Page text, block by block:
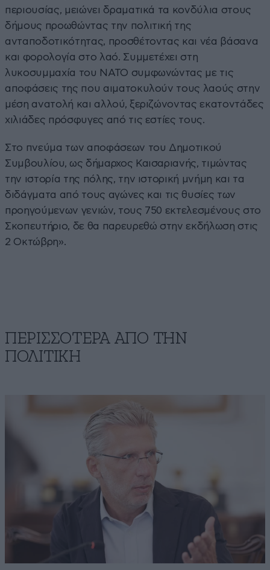
περιουσίας, μειώνει δραματικά τα κονδύλια στους
δήμους προωθώντας την πολιτική της
ανταποδοτικότητας, προσθέτοντας και νέα βάσανα
και φορολογία στο λαό. Συμμετέχει στη
λυκοσυμμαχία του ΝΑΤΟ συμφωνώντας με τις
αποφάσεις της που αιματοκυλούν τους λαούς στην
μέση ανατολή και αλλού, ξεριζώνοντας εκατοντάδες
χιλιάδες πρόσφυγες από τις εστίες τους.
Στο πνεύμα των αποφάσεων του Δημοτικού
Συμβουλίου, ως δήμαρχος Καισαριανής, τιμώντας
την ιστορία της πόλης, την ιστορική μνήμη και τα
διδάγματα από τους αγώνες και τις θυσίες των
προηγούμενων γενιών, τους 750 εκτελεσμένους στο
Σκοπευτήριο, δε θα παρευρεθώ στην εκδήλωση στις
2 Οκτώβρη».
ΠΕΡΙΣΣΟΤΕΡΑ ΑΠΟ ΤΗΝ
ΠΟΛΙΤΙΚΗ